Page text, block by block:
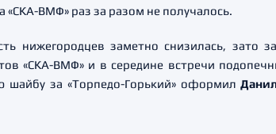
«СКА-ВМФ» раз за разом не получалось.
нижегородцев заметно снизилась, зато
«СКА-ВМФ» и в середине встречи
шайбу за «Торпедо-Горький» оформил